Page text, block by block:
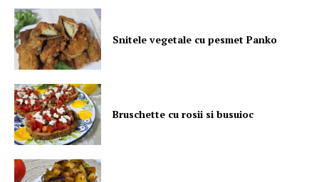
Snitele vegetale cu pesmet Panko
Bruschette cu rosii si busuioc